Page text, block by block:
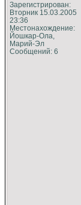
Зарегистрирован:
Вторник 15.03.2005
23:36
Местонахождение:
Йошкар-Ола,
Марий-Эл
Сообщений: 6